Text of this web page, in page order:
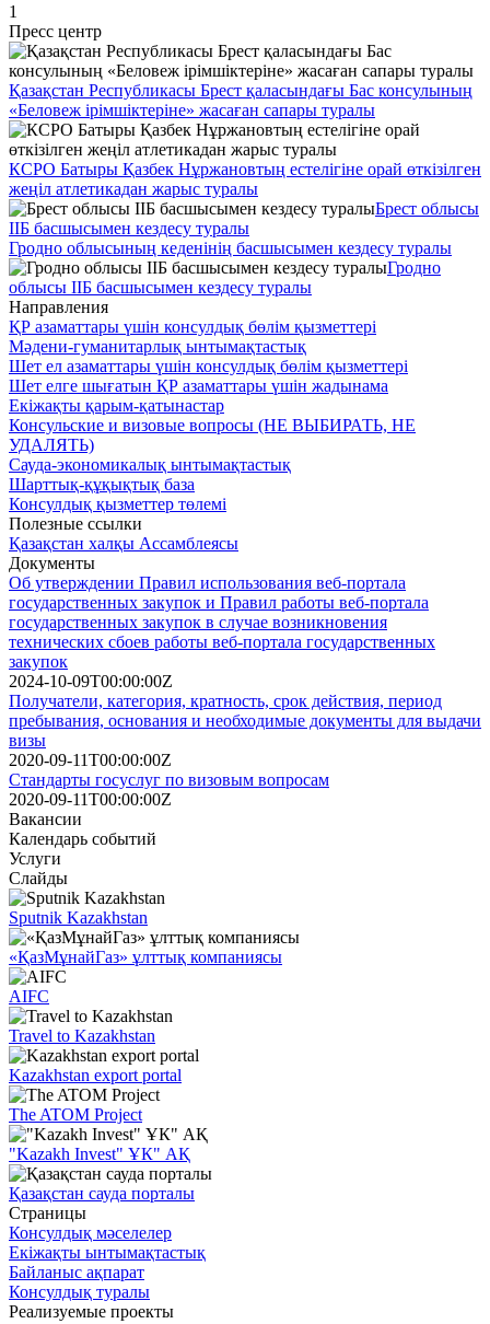
1
Пресс центр
Қазақстан Республикасы Брест қаласындағы Бас консулының
«Беловеж ірімшіктеріне» жасаған сапары туралы
КСРО Батыры Қазбек Нұржановтың естелігіне орай өткізілген
жеңіл атлетикадан жарыс туралы
Брест облысы
ІІБ басшысымен кездесу туралы
Гродно облысының кеденінің басшысымен кездесу туралы
Гродно
облысы ІІБ басшысымен кездесу туралы
Направления
ҚР азаматтары үшін консулдық бөлім қызметтері
Мәдени-гуманитарлық ынтымақтастық
Шет ел азаматтары үшін консулдық бөлім қызметтері
Шет елге шығатын ҚР азаматтары үшін жадынама
Екіжақты қарым-қатынастар
Консульские и визовые вопросы (НЕ ВЫБИРАТЬ, НЕ
УДАЛЯТЬ)
Сауда-экономикалық ынтымақтастық
Шарттық-құқықтық база
Консулдық қызметтер төлемі
Полезные ссылки
Қазақстан халқы Ассамблеясы
Документы
Об утверждении Правил использования веб-портала
государственных закупок и Правил работы веб-портала
государственных закупок в случае возникновения
технических сбоев работы веб-портала государственных
закупок
2024-10-09T00:00:00Z
Получатели, категория, кратность, срок действия, период
пребывания, основания и необходимые документы для выдачи
визы
2020-09-11T00:00:00Z
Стандарты госуслуг по визовым вопросам
2020-09-11T00:00:00Z
Вакансии
Календарь событий
Услуги
Слайды
Sputnik Kazakhstan
«ҚазМұнайГаз» ұлттық компаниясы
AIFC
Travel to Kazakhstan
Kazakhstan export portal
The ATOM Project
"Kazakh Invest" ҰК" АҚ
Қазақстан сауда порталы
Страницы
Консулдық мәселелер
Екіжақты ынтымақтастық
Байланыс ақпарат
Консулдық туралы
Реализуемые проекты